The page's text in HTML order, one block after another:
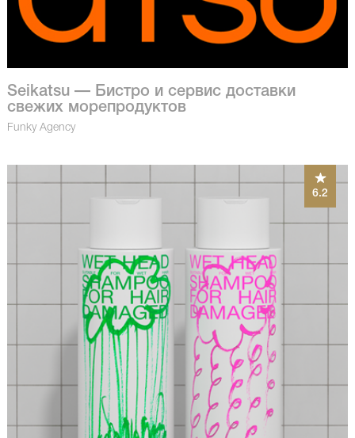
Seikatsu — Бистро и сервис доставки
свежих морепродуктов
Funky Agency
6.2